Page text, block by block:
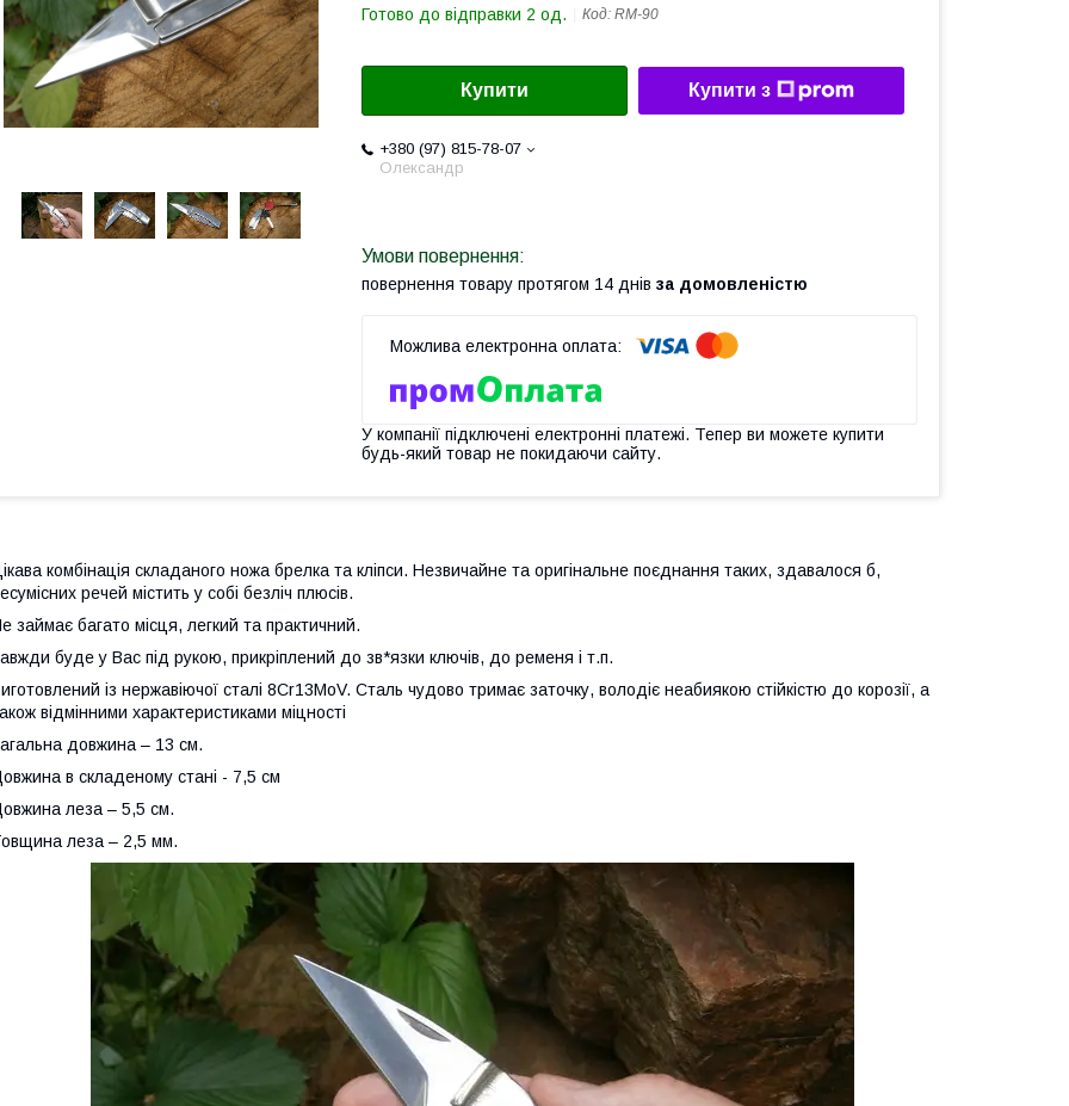
Готово до відправки 2 од. Код: RM-90
Купити Купити з
+380 (97) 815-78-07
Олександр
повернення товару протягом 14 днів за домовленістю
У компанії підключені електронні платежі. Тепер ви можете купити
будь-який товар не покидаючи сайту.
комбінація складаного ножа брелка та кліпси. Незвичайне та оригінальне поєднання таких, здавалося б,
речей містить у собі безліч плюсів.
займає багато місця, легкий та практичний.
буде у Вас під рукою, прикріплений до зв*язки ключів, до ременя і т.п.
із нержавіючої сталі 8Cr13MoV. Сталь чудово тримає заточку, володіє неабиякою стійкістю до корозії, а
відмінними характеристиками міцності
довжина – 13 см.
в складеному стані - 7,5 см
леза – 5,5 см.
леза – 2,5 мм.